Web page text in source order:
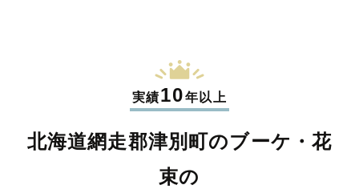
実績10年以上
北海道網走郡津別町のブーケ・花
束の